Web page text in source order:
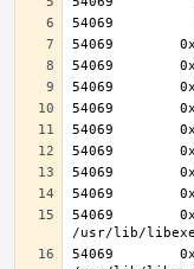
54069
54069